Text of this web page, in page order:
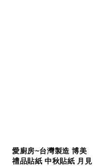
愛廚房~台灣製造 博美
禮品貼紙 中秋貼紙 月見